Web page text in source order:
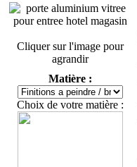
Cliquer sur l'image pour
agrandir
Matière :
Choix de votre matière :